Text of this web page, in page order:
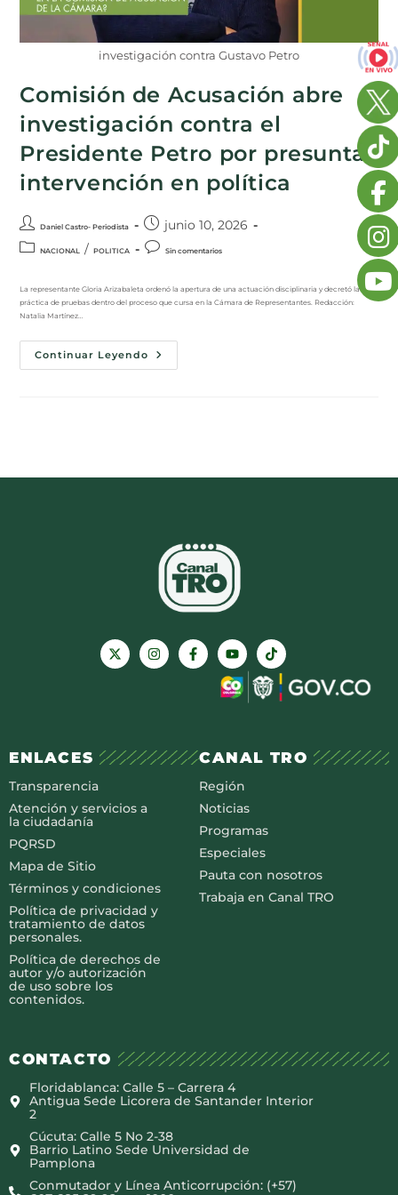
investigación contra Gustavo Petro
Comisión de Acusación abre
investigación contra el
Presidente Petro por presunta
intervención en política
Daniel Castro- Periodista junio 10, 2026
NACIONAL / POLITICA Sin comentarios
La representante Gloria Arizabaleta ordenó la apertura de una actuación disciplinaria y decretó la
práctica de pruebas dentro del proceso que cursa en la Cámara de Representantes. Redacción:
Natalia Martínez…
Continuar Leyendo
ENLACES
Transparencia
Atención y servicios a
la ciudadanía
PQRSD
Mapa de Sitio
Términos y condiciones
Política de privacidad y
tratamiento de datos
personales.
Política de derechos de
autor y/o autorización
de uso sobre los
contenidos.
CANAL TRO
Región
Noticias
Programas
Especiales
Pauta con nosotros
Trabaja en Canal TRO
CONTACTO
Floridablanca: Calle 5 – Carrera 4
Antigua Sede Licorera de Santander Interior
2
Cúcuta: Calle 5 No 2-38
Barrio Latino Sede Universidad de
Pamplona
Conmutador y Línea Anticorrupción: (+57)